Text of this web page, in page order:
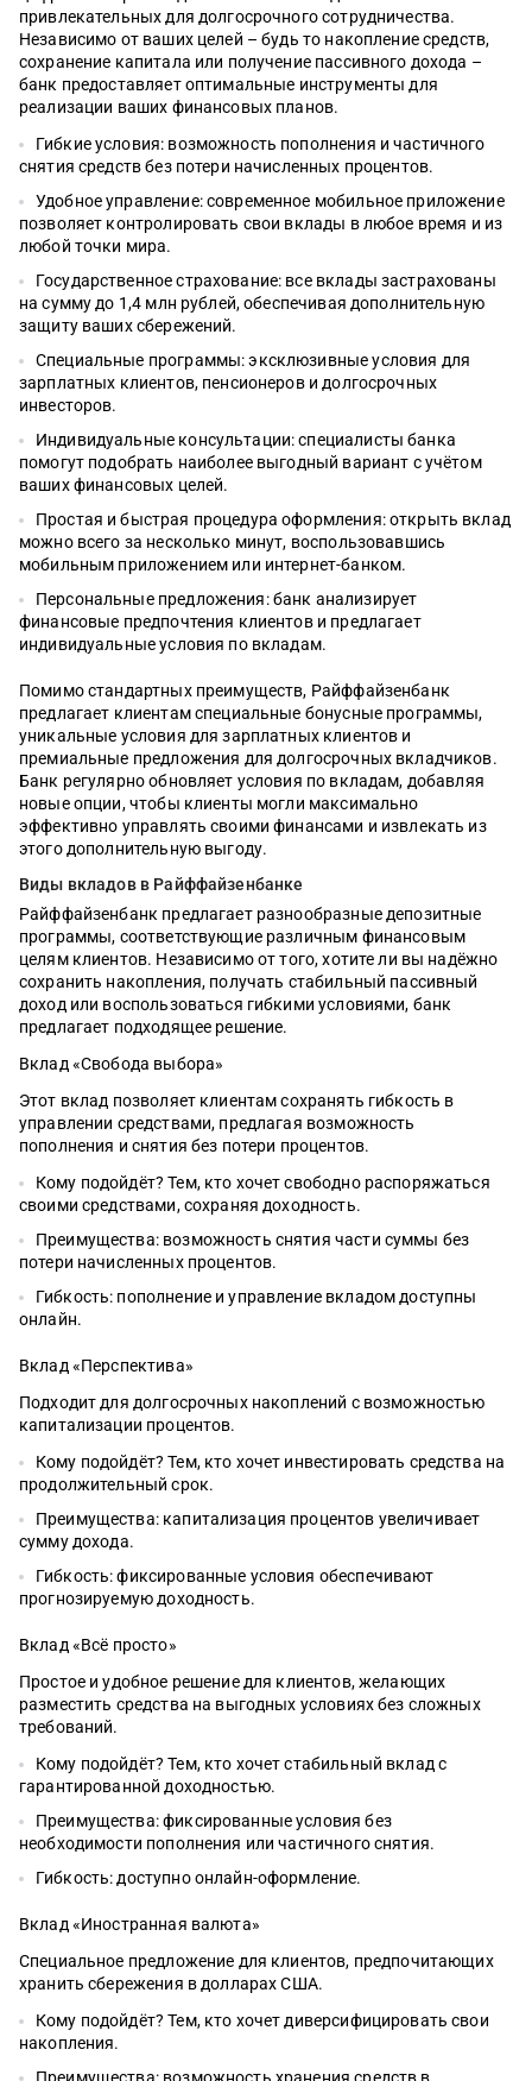
привлекательных для долгосрочного сотрудничества.
Независимо от ваших целей – будь то накопление средств,
сохранение капитала или получение пассивного дохода –
банк предоставляет оптимальные инструменты для
реализации ваших финансовых планов.
Гибкие условия: возможность пополнения и частичного
снятия средств без потери начисленных процентов.
Удобное управление: современное мобильное приложение
позволяет контролировать свои вклады в любое время и из
любой точки мира.
Государственное страхование: все вклады застрахованы
на сумму до 1,4 млн рублей, обеспечивая дополнительную
защиту ваших сбережений.
Специальные программы: эксклюзивные условия для
зарплатных клиентов, пенсионеров и долгосрочных
инвесторов.
Индивидуальные консультации: специалисты банка
помогут подобрать наиболее выгодный вариант с учётом
ваших финансовых целей.
Простая и быстрая процедура оформления: открыть вклад
можно всего за несколько минут, воспользовавшись
мобильным приложением или интернет-банком.
Персональные предложения: банк анализирует
финансовые предпочтения клиентов и предлагает
индивидуальные условия по вкладам.
Помимо стандартных преимуществ, Райффайзенбанк
предлагает клиентам специальные бонусные программы,
уникальные условия для зарплатных клиентов и
премиальные предложения для долгосрочных вкладчиков.
Банк регулярно обновляет условия по вкладам, добавляя
новые опции, чтобы клиенты могли максимально
эффективно управлять своими финансами и извлекать из
этого дополнительную выгоду.
Виды вкладов в Райффайзенбанке
Райффайзенбанк предлагает разнообразные депозитные
программы, соответствующие различным финансовым
целям клиентов. Независимо от того, хотите ли вы надёжно
сохранить накопления, получать стабильный пассивный
доход или воспользоваться гибкими условиями, банк
предлагает подходящее решение.
Вклад «Свобода выбора»
Этот вклад позволяет клиентам сохранять гибкость в
управлении средствами, предлагая возможность
пополнения и снятия без потери процентов.
Кому подойдёт? Тем, кто хочет свободно распоряжаться
своими средствами, сохраняя доходность.
Преимущества: возможность снятия части суммы без
потери начисленных процентов.
Гибкость: пополнение и управление вкладом доступны
онлайн.
Вклад «Перспектива»
Подходит для долгосрочных накоплений с возможностью
капитализации процентов.
Кому подойдёт? Тем, кто хочет инвестировать средства на
продолжительный срок.
Преимущества: капитализация процентов увеличивает
сумму дохода.
Гибкость: фиксированные условия обеспечивают
прогнозируемую доходность.
Вклад «Всё просто»
Простое и удобное решение для клиентов, желающих
разместить средства на выгодных условиях без сложных
требований.
Кому подойдёт? Тем, кто хочет стабильный вклад с
гарантированной доходностью.
Преимущества: фиксированные условия без
необходимости пополнения или частичного снятия.
Гибкость: доступно онлайн-оформление.
Вклад «Иностранная валюта»
Специальное предложение для клиентов, предпочитающих
хранить сбережения в долларах США.
Кому подойдёт? Тем, кто хочет диверсифицировать свои
накопления.